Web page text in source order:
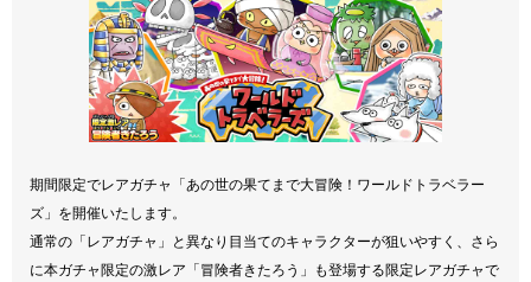
期間限定でレアガチャ「あの世の果てまで大冒険！ワールドトラベラー
ズ」を開催いたします。
通常の「レアガチャ」と異なり目当てのキャラクターが狙いやすく、さら
に本ガチャ限定の激レア「冒険者きたろう」も登場する限定レアガチャで